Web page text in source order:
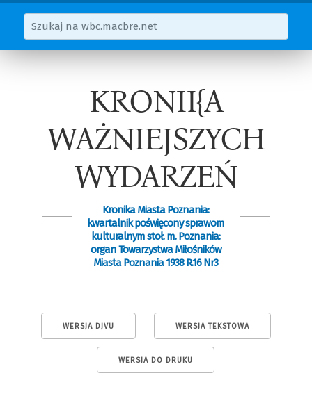
KRONII{A
WAŻNIEJSZYCH
WYDARZEŃ
Kronika Miasta Poznania:
kwartalnik poświęcony sprawom
kulturalnym stoł. m. Poznania:
organ Towarzystwa Miłośników
Miasta Poznania 1938 R.16 Nr3
WERSJA DJVU WERSJA TEKSTOWA
WERSJA DO DRUKU